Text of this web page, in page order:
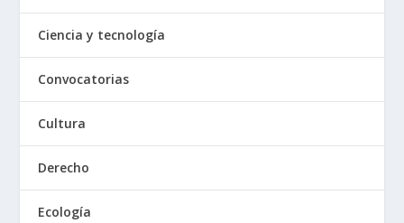
Ciencia y tecnología
Convocatorias
Cultura
Derecho
Ecología